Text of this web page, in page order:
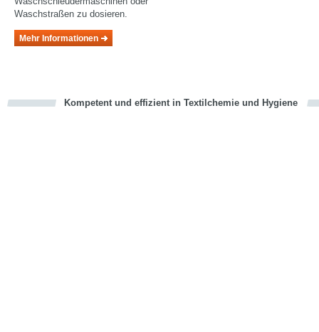
Waschstraßen zu dosieren.
Mehr Informationen
Kompetent und effizient in Textilchemie und Hygiene